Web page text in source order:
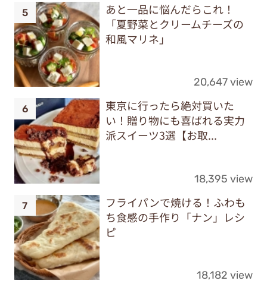
あと一品に悩んだらこれ！
「夏野菜とクリームチーズの
和風マリネ」
20,647 view
東京に行ったら絶対買いた
い！贈り物にも喜ばれる実力
派スイーツ3選【お取...
18,395 view
フライパンで焼ける！ふわも
ち食感の手作り「ナン」レシ
ピ
18,182 view